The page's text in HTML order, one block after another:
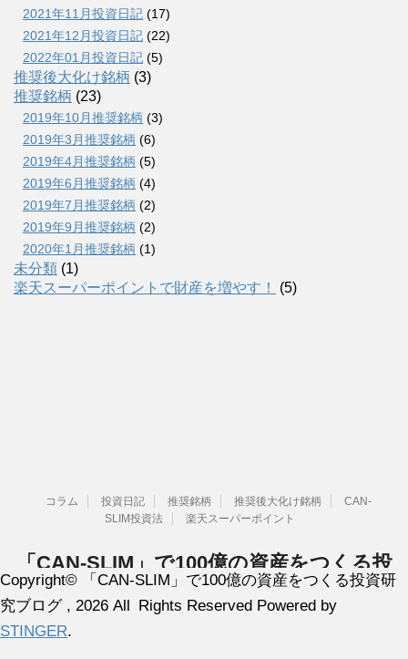
2021年11月投資日記 (17)
2021年12月投資日記 (22)
2022年01月投資日記 (5)
推奨後大化け銘柄 (3)
推奨銘柄 (23)
2019年10月推奨銘柄 (3)
2019年3月推奨銘柄 (6)
2019年4月推奨銘柄 (5)
2019年6月推奨銘柄 (4)
2019年7月推奨銘柄 (2)
2019年9月推奨銘柄 (2)
2020年1月推奨銘柄 (1)
未分類 (1)
楽天スーパーポイントで財産を増やす！
(5)
コラム 投資日記 推奨銘柄 推奨後大化け銘柄
CAN-
SLIM投資法
楽天スーパーポイント
「CAN-SLIM」で100億の資産をつくる投
資研究ブログ
Copyright© 「CAN-SLIM」で100億の資産をつくる投資研
究ブログ , 2026 All Rights Reserved Powered by
STINGER.